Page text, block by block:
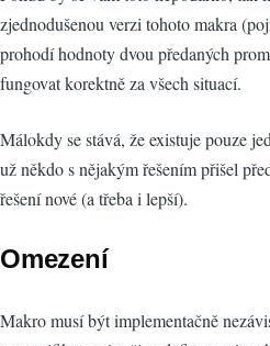
zjednodušenou verzi tohoto makra
prohodí hodnoty dvou předaných
fungovat korektně za všech situací.
Málokdy se stává, že existuje pouze
už někdo s nějakým řešením přišel
řešení nové (a třeba i lepší).
Omezení
Makro musí být implementačně